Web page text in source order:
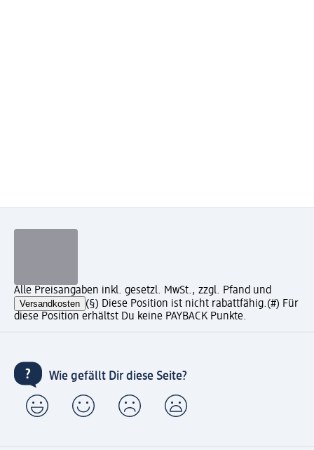
Alle Preisangaben inkl. gesetzl. MwSt., zzgl. Pfand und
Versandkosten (§) Diese Position ist nicht rabattfähig.(#) Für
diese Position erhältst Du keine PAYBACK Punkte.
Wie gefällt Dir diese Seite?